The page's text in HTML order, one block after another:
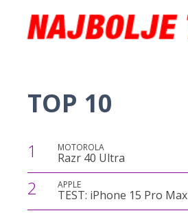
TOP 10
1 MOTOROLA
Razr 40 Ultra
2 APPLE
TEST: iPhone 15 Pro Max